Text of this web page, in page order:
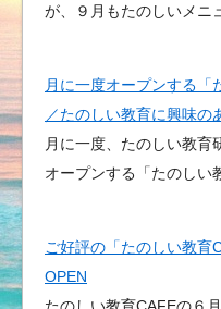
が、９月もたのしいメニ
月に一度オープンする
／たのしい教育に興味の
月に一度、たのしい教育
オープンする「たのしい
ご好評の「たのしい教育
OPEN
たのしい教育CAFEの６